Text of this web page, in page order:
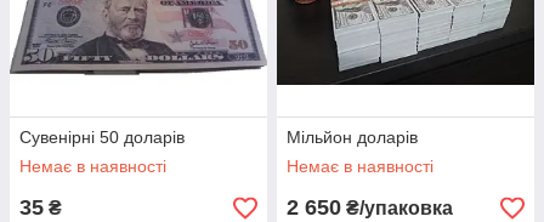
Сувенірні 50 доларів
Немає в наявності
35 ₴
Мільйон доларів
Немає в наявності
2 650 ₴/упаковка